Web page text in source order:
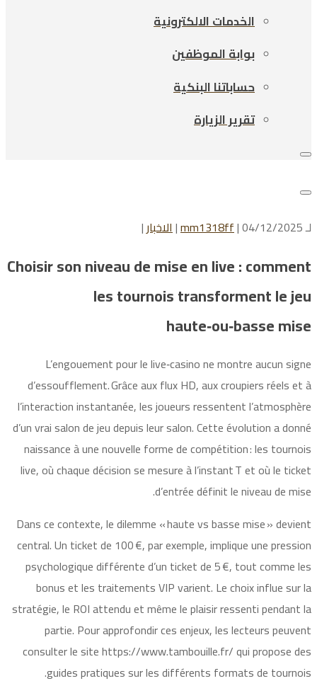
الخدمات الالكترونية
بوابة الموظفين
حساباتنا البنكية
تقرير الزيارة
لـ mm1318ff| 04/12/2025 | الاخبار|
Choisir son niveau de mise en live : comment
les tournois transforment le jeu
haute‑ou‑basse mise
L’engouement pour le live‑casino ne montre aucun signe
d’essoufflement. Grâce aux flux HD, aux croupiers réels et à
l’interaction instantanée, les joueurs ressentent l’atmosphère
d’un vrai salon de jeu depuis leur salon. Cette évolution a donné
naissance à une nouvelle forme de compétition : les tournois
live, où chaque décision se mesure à l’instant T et où le ticket
d’entrée définit le niveau de mise.
Dans ce contexte, le dilemme « haute vs basse mise » devient
central. Un ticket de 100 €, par exemple, implique une pression
psychologique différente d’un ticket de 5 €, tout comme les
bonus et les traitements VIP varient. Le choix influe sur la
stratégie, le ROI attendu et même le plaisir ressenti pendant la
partie. Pour approfondir ces enjeux, les lecteurs peuvent
consulter le site https://www.tambouille.fr/ qui propose des
guides pratiques sur les différents formats de tournois.